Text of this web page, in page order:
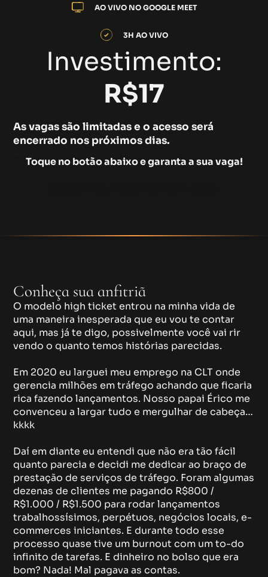
AO VIVO NO GOOGLE MEET
3H AO VIVO
Investimento:
R$17
As vagas são limitadas e o acesso será
encerrado nos próximos dias.
Toque no botão abaixo e garanta a sua vaga!
Conheça sua anfitriã
O modelo high ticket entrou na minha vida de
uma maneira inesperada que eu vou te contar
aqui, mas já te digo, possivelmente você vai rir
vendo o quanto temos histórias parecidas.
Em 2020 eu larguei meu emprego na CLT onde
gerencia milhões em tráfego achando que ficaria
rica fazendo lançamentos. Nosso papai Érico me
convenceu a largar tudo e mergulhar de cabeça…
kkkk
Daí em diante eu entendi que não era tão fácil
quanto parecia e decidi me dedicar ao braço de
prestação de serviços de tráfego. Foram algumas
dezenas de clientes me pagando R$800 /
R$1.000 / R$1.500 para rodar lançamentos
trabalhossísimos, perpétuos, negócios locais, e-
commerces iniciantes. E durante todo esse
processo quase tive um burnout com um to-do
infinito de tarefas. E dinheiro no bolso que era
bom? Nada! Mal pagava as contas.